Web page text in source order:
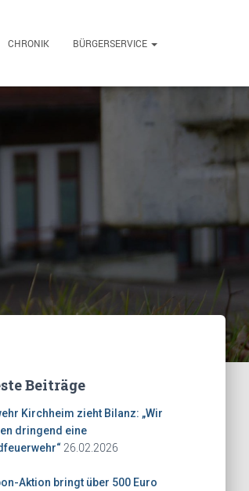
CHRONIK BÜRGERSERVICE
Beiträge
Kirchheim zieht Bilanz: „Wir
dringend eine
26.02.2026
Aktion bringt über 500 Euro